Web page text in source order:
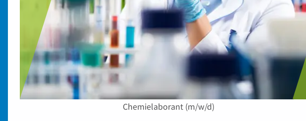
Chemielaborant (m/w/d)